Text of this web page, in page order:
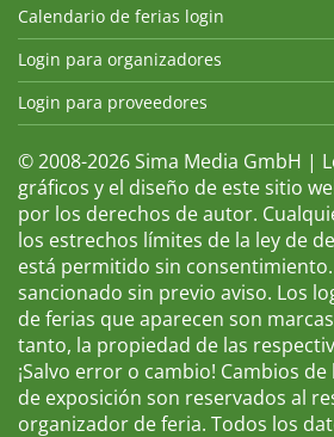
Calendario de ferias login
Login para organizadores
Login para proveedores
© 2008-2026 Sima Media GmbH |
gráficos y el diseño de este sitio
por los derechos de autor.
los estrechos límites de la ley de
está permitido sin
sancionado sin previo aviso. Los
de ferias que aparecen son
tanto, la propiedad de las
¡Salvo error o cambio! Cambios
de exposición son reservados al
organizador de feria. Todos los